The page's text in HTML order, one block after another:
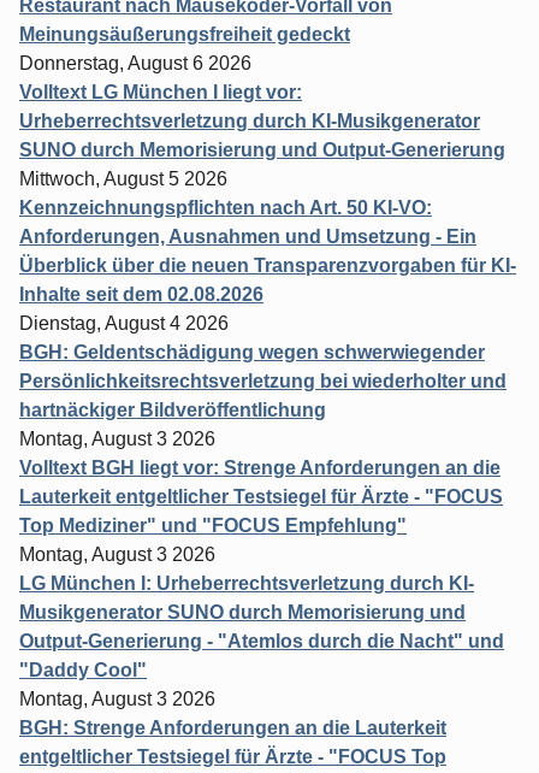
Restaurant nach Mäuseköder-Vorfall von
Meinungsäußerungsfreiheit gedeckt
Donnerstag, August 6 2026
Volltext LG München I liegt vor:
Urheberrechtsverletzung durch KI-Musikgenerator
SUNO durch Memorisierung und Output-Generierung
Mittwoch, August 5 2026
Kennzeichnungspflichten nach Art. 50 KI-VO:
Anforderungen, Ausnahmen und Umsetzung - Ein
Überblick über die neuen Transparenzvorgaben für KI-
Inhalte seit dem 02.08.2026
Dienstag, August 4 2026
BGH: Geldentschädigung wegen schwerwiegender
Persönlichkeitsrechtsverletzung bei wiederholter und
hartnäckiger Bildveröffentlichung
Montag, August 3 2026
Volltext BGH liegt vor: Strenge Anforderungen an die
Lauterkeit entgeltlicher Testsiegel für Ärzte - "FOCUS
Top Mediziner" und "FOCUS Empfehlung"
Montag, August 3 2026
LG München I: Urheberrechtsverletzung durch KI-
Musikgenerator SUNO durch Memorisierung und
Output-Generierung - "Atemlos durch die Nacht" und
"Daddy Cool"
Montag, August 3 2026
BGH: Strenge Anforderungen an die Lauterkeit
entgeltlicher Testsiegel für Ärzte - "FOCUS Top